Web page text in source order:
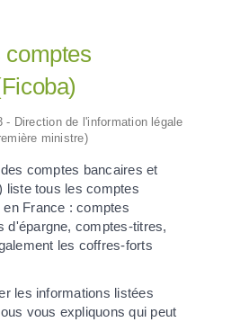
comptes
- Direction de l'information légale
ministre)
comptes bancaires et
liste tous les comptes
France : comptes
d'épargne, comptes-titres,
les coffres-forts
les informations listées
vous expliquons qui peut